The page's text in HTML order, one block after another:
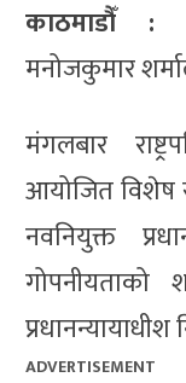
काठमाडौँ :
मनोजकुमार
मंगलबार
आयोजित विशेष
नवनियुक्त
ADVERTISEMENT